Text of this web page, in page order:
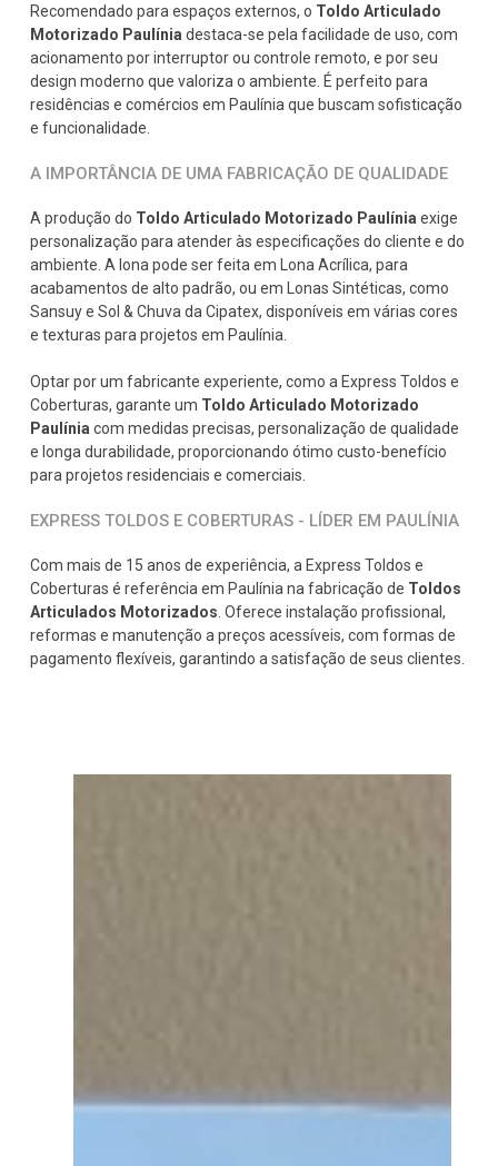
Recomendado para espaços externos, o Toldo Articulado
Motorizado Paulínia destaca-se pela facilidade de uso, com
acionamento por interruptor ou controle remoto, e por seu
design moderno que valoriza o ambiente. É perfeito para
residências e comércios em Paulínia que buscam sofisticação
e funcionalidade.
A IMPORTÂNCIA DE UMA FABRICAÇÃO DE QUALIDADE
A produção do Toldo Articulado Motorizado Paulínia exige
personalização para atender às especificações do cliente e do
ambiente. A lona pode ser feita em Lona Acrílica, para
acabamentos de alto padrão, ou em Lonas Sintéticas, como
Sansuy e Sol & Chuva da Cipatex, disponíveis em várias cores
e texturas para projetos em Paulínia.
Optar por um fabricante experiente, como a Express Toldos e
Coberturas, garante um Toldo Articulado Motorizado
Paulínia com medidas precisas, personalização de qualidade
e longa durabilidade, proporcionando ótimo custo-benefício
para projetos residenciais e comerciais.
EXPRESS TOLDOS E COBERTURAS - LÍDER EM PAULÍNIA
Com mais de 15 anos de experiência, a Express Toldos e
Coberturas é referência em Paulínia na fabricação de Toldos
Articulados Motorizados . Oferece instalação profissional,
reformas e manutenção a preços acessíveis, com formas de
pagamento flexíveis, garantindo a satisfação de seus clientes.